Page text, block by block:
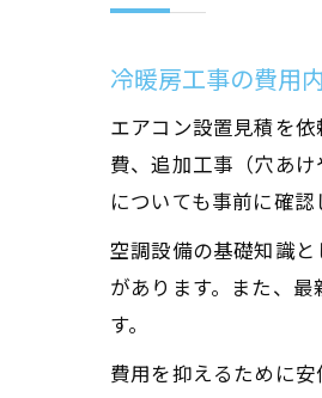
冷暖房工事の費用
エアコン設置見積を
費、追加工事（穴あ
についても事前に確認
空調設備の基礎知識
があります。また、
す。
費用を抑えるために